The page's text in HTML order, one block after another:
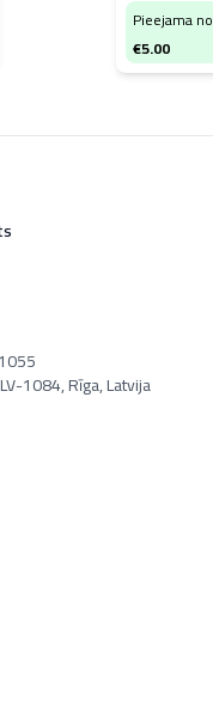
Pieejama no
€5.00
1084, Rīga, Latvija